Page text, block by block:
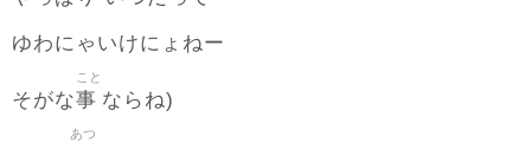
ゆわにゃいけにょねー
そがな事
こと
ならね)
あつ